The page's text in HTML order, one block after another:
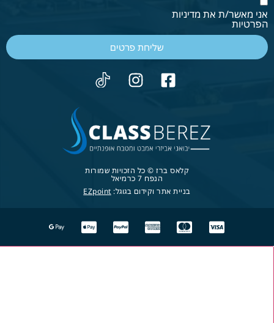
אני מאשר/ת את מדיניות
הפרטיות
שליחת פרטים
קלאס ברז © כל הזכויות שמורות
הנפח 7 כרמיאל
בניית אתר וקידום בגוגל: EZpoint